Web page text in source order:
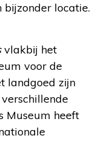
bijzonder locatie.
vlakbij het
voor de
landgoed zijn
Museum heeft